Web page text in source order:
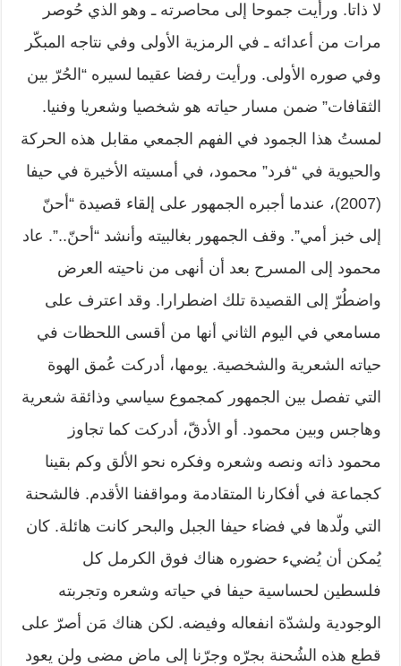
لا ذاتا. ورأيت جموحا إلى محاصرته ـ وهو الذي حُوصر
مرات من أعدائه ـ في الرمزية الأولى وفي نتاجه المبكّر
وفي صوره الأولى. ورأيت رفضا عقيما لسيره “الحُرّ بين
الثقافات” ضمن مسار حياته هو شخصيا وشعريا وفنيا.
لمستُ هذا الجمود في الفهم الجمعي مقابل هذه الحركة
والحيوية في “فرد” محمود، في أمسيته الأخيرة في حيفا
(2007)، عندما أجبره الجمهور على إلقاء قصيدة “أحنّ
إلى خبز أمي”. وقف الجمهور بغالبيته وأنشد “أحنّ..”. عاد
محمود إلى المسرح بعد أن أنهى من ناحيته العرض
واضطُرّ إلى القصيدة تلك اضطرارا. وقد اعترف على
مسامعي في اليوم الثاني أنها من أقسى اللحظات في
حياته الشعرية والشخصية. يومها، أدركت عُمق الهوة
التي تفصل بين الجمهور كمجموع سياسي وذائقة شعرية
وهاجس وبين محمود. أو الأدقّ، أدركت كما تجاوز
محمود ذاته ونصه وشعره وفكره نحو الألق وكم بقينا
كجماعة في أفكارنا المتقادمة ومواقفنا الأقدم. فالشحنة
التي ولّدها في فضاء حيفا الجبل والبحر كانت هائلة. كان
يُمكن أن يُضيء حضوره هناك فوق الكرمل كل
فلسطين لحساسية حيفا في حياته وشعره وتجربته
الوجودية ولشدّة انفعاله وفيضه. لكن هناك مَن أصرّ على
قطع هذه الشُحنة بجرّه وجرّنا إلى ماضٍ مضى ولن يعود